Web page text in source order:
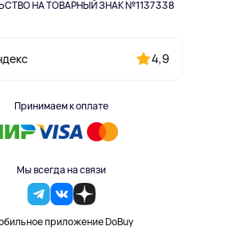
НА ТОВАРНЫЙ ЗНАК №1137338
4,9
Принимаем к оплате
Мы всегда на связи
приложение DoBuy